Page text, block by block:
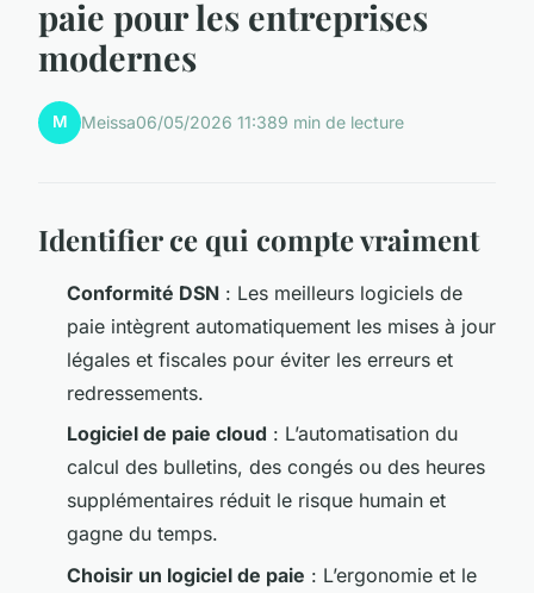
paie pour les entreprises
modernes
M Meissa06/05/2026 11:389 min de lecture
Identifier ce qui compte vraiment
Conformité DSN : Les meilleurs logiciels de
paie intègrent automatiquement les mises à jour
légales et fiscales pour éviter les erreurs et
redressements.
Logiciel de paie cloud : L’automatisation du
calcul des bulletins, des congés ou des heures
supplémentaires réduit le risque humain et
gagne du temps.
Choisir un logiciel de paie : L’ergonomie et le